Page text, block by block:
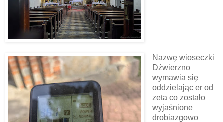
Nazwę wioseczki
Dźwierzno
wymawia się
oddzielając er od
zeta co zostało
wyjaśnione
drobiazgowo